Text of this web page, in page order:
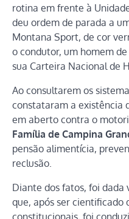
rotina em frente à
deu ordem de parada a
Montana Sport, de cor
o condutor, um homem
sua Carteira Nacional de
Ao consultarem os
constataram a existência
em aberto contra o
Família de Campina
pensão alimentícia,
reclusão.
Diante dos fatos, foi dada
que, após ser cientificado
constitucionais, foi